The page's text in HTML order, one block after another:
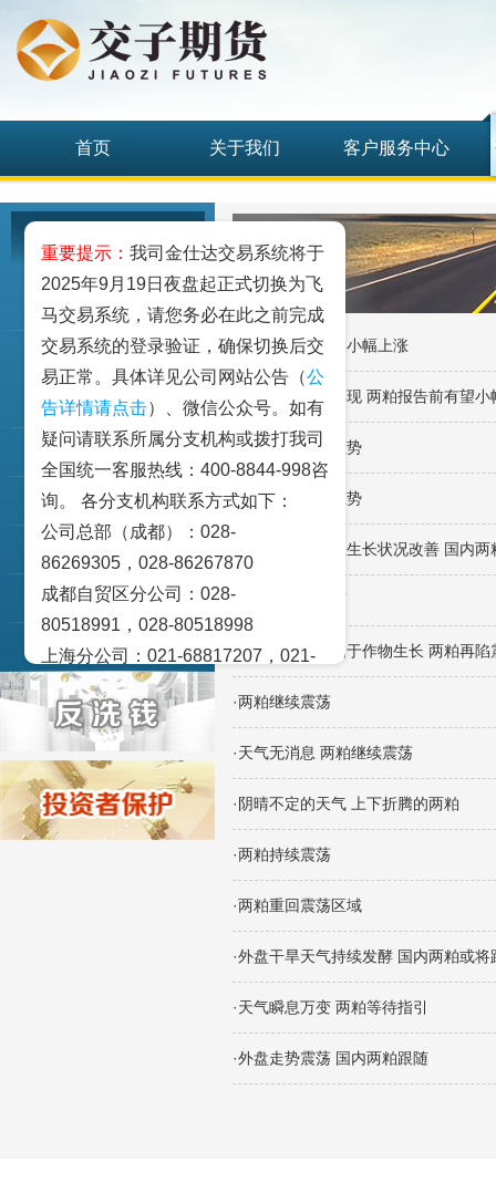
首页 关于我们 客户服务中心
工业品
农业品
金融期货和衍生品
交易策论
产业研究
实盘点睛
宏观金融数据图解
·两粕报告前有望小幅上涨
·干旱天气担忧再现 两粕报告前有望小
·两粕维持震荡态势
·两粕维持震荡态势
·外盘天气良好且生长状况改善 国内
·油脂类维持震荡
·外盘天气暂有利于作物生长 两粕再陷
·两粕继续震荡
·天气无消息 两粕继续震荡
·阴晴不定的天气 上下折腾的两粕
·两粕持续震荡
·两粕重回震荡区域
·外盘干旱天气持续发酵 国内两粕或将
·天气瞬息万变 两粕等待指引
·外盘走势震荡 国内两粕跟随
重要提示： 我司金仕达交易系统将于
2025年9月19日夜盘起正式切换为飞
马交易系统，请您务必在此之前完成
交易系统的登录验证，确保切换后交
易正常。具体详见公司网站公告（公
告详情请点击）、微信公众号。如有
疑问请联系所属分支机构或拨打我司
全国统一客服热线：400-8844-998咨
询。 各分支机构联系方式如下：
公司总部（成都）：028-
86269305，028-86267870
成都自贸区分公司：028-
80518991，028-80518998
上海分公司：021-68817207，021-
68817209
北京营业部：010-65005128
广州营业部：020-28129909，020-
28129902
青岛营业部：0532-83101951、
0532-83101962
绵阳营业部：0816-2238660，0816-
济南分公司：0531-86123236，
重庆营业部：023-63799091，023-